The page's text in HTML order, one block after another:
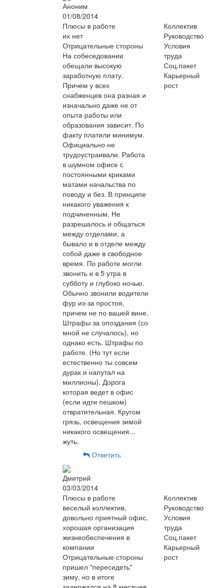
Аноним
01/08/2014
Плюсы в работе
их нет
Отрицательные стороны
На собеседовании
обещали высокую
заработную плату.
Причем у всех
снабженцев она разная и
изначально даже не от
опыта работы или
образования зависит. По
факту платили минимум.
Официально не
трудоустраивали. Работа
в шумном офисе с
постоянными криками
матами начальства по
поводу и без. В принципе
никакого уважения к
подчиненным. Не
разрешалось и общаться
между отделами, а
бывало и в отделе между
собой даже в свободное
время. По работе могли
звонить и в 5 утра в
субботу и глубоко ночью.
Обычно звонили водители
фур из-за простоя,
причем не по вашей вине.
Штрафы за опоздания (со
мной не случалось), но
однако есть. Штрафы по
работе. (Но тут если
естественно ты совсем
дурак и напутал на
миллионы). Дорога
которая ведет в офис
(если идти пешком)
отвратительная. Кругом
грязь, освещения зимой
никакого освещения...
жуть.
Коллектив
Руководство
Условия
труда
Соц.пакет
Карьерный
рост
Ответить
Дмитрий
03/03/2014
Плюсы в работе
веселый коллектив,
довольно приятный офис,
хорошая организация
жизнеобеспечения в
компании
Отрицательные стороны
пришел "пересидеть"
зиму, но в итоге
Коллектив
Руководство
Условия
труда
Соц.пакет
Карьерный
рост